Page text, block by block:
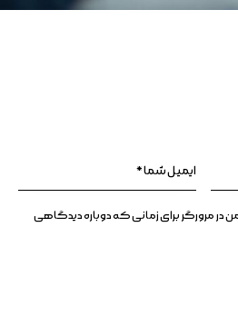
در مرورگر برای زمانی که دوباره دیدگاهی